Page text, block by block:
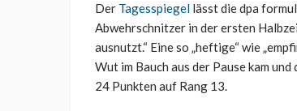
Der Tagesspiegel lässt die dpa
Abwehrschnitzer in der ersten
ausnutzt.“ Eine so „heftige“ wie
Wut im Bauch aus der Pause kam
24 Punkten auf Rang 13.